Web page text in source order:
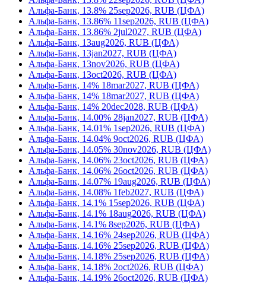
Альфа-Банк, 13.8% 25sep2026, RUB (ЦФА)
Альфа-Банк, 13.86% 11sep2026, RUB (ЦФА)
Альфа-Банк, 13.86% 2jul2027, RUB (ЦФА)
Альфа-Банк, 13aug2026, RUB (ЦФА)
Альфа-Банк, 13jan2027, RUB (ЦФА)
Альфа-Банк, 13nov2026, RUB (ЦФА)
Альфа-Банк, 13oct2026, RUB (ЦФА)
Альфа-Банк, 14% 18mar2027, RUB (ЦФА)
Альфа-Банк, 14% 18mar2027, RUB (ЦФА)
Альфа-Банк, 14% 20dec2028, RUB (ЦФА)
Альфа-Банк, 14.00% 28jan2027, RUB (ЦФА)
Альфа-Банк, 14.01% 1sep2026, RUB (ЦФА)
Альфа-Банк, 14.04% 9oct2026, RUB (ЦФА)
Альфа-Банк, 14.05% 30nov2026, RUB (ЦФА)
Альфа-Банк, 14.06% 23oct2026, RUB (ЦФА)
Альфа-Банк, 14.06% 26oct2026, RUB (ЦФА)
Альфа-Банк, 14.07% 19aug2026, RUB (ЦФА)
Альфа-Банк, 14.08% 1feb2027, RUB (ЦФА)
Альфа-Банк, 14.1% 15sep2026, RUB (ЦФА)
Альфа-Банк, 14.1% 18aug2026, RUB (ЦФА)
Альфа-Банк, 14.1% 8sep2026, RUB (ЦФА)
Альфа-Банк, 14.16% 24sep2026, RUB (ЦФА)
Альфа-Банк, 14.16% 25sep2026, RUB (ЦФА)
Альфа-Банк, 14.18% 25sep2026, RUB (ЦФА)
Альфа-Банк, 14.18% 2oct2026, RUB (ЦФА)
Альфа-Банк, 14.19% 26oct2026, RUB (ЦФА)